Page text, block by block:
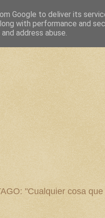
"Cualquier cosa
Google to deliver its
with performance and
address abuse.